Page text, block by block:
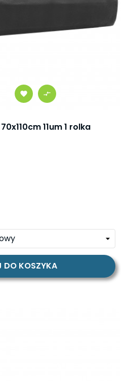
11um 1 rolka
DO KOSZYKA